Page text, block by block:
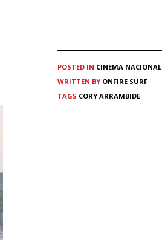
POSTED IN CINEMA NACIONAL
WRITTEN BY ONFIRE SURF
TAGS CORY ARRAMBIDE